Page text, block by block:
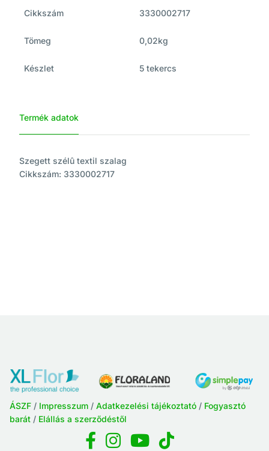
Cikkszám 3330002717
Tömeg 0,02kg
Készlet 5 tekercs
Termék adatok
Szegett szélû textil szalag
Cikkszám: 3330002717
ÁSZF / Impresszum / Adatkezelési tájékoztató / Fogyasztó
barát / Elállás a szerződéstől